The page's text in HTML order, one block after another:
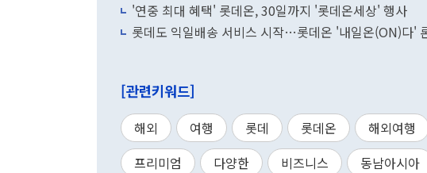
'연중 최대 혜택' 롯데온, 30일까지 '롯데온세상' 행사
롯데도 익일배송 서비스 시작…롯데온 '내일온(ON)다'
[관련키워드]
해외 여행 롯데 롯데온 해외여행
프리미엄
다양한 비즈니스 동남아시아